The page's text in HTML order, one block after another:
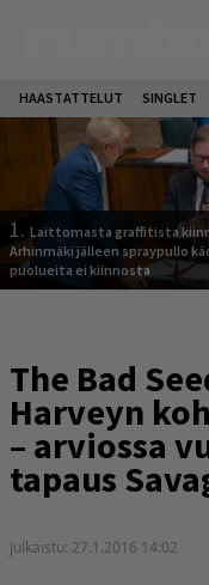
HAASTATTELUT SINGLET
1. Laittomasta graffitista
Arhinmäki jälleen spraypullo
puolueita ei kiinnosta
The Bad
Harveyn
– arviossa
tapaus
Julkaistu: 27.1.2016 14:02